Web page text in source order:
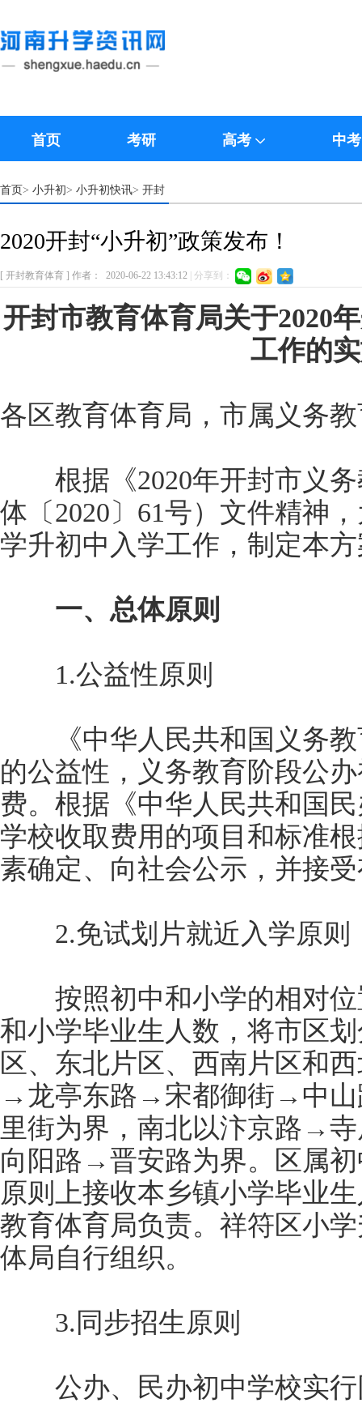
首页 考研 高考 中考
首页> 小升初> 小升初快讯> 开封
2020开封“小升初”政策发布！
[ 开封教育体育 ] 作者： 2020-06-22 13:43:12 分享到：
开封市教育体育局关于2020
工作的
各区教育体育局，市属义务
根据《2020年开封市义务
体〔2020〕61号）文件精神
学升初中入学工作，制定本
一、总体原则
1.公益性原则
《中华人民共和国义务教
的公益性，义务教育阶段公
费。根据《中华人民共和国
学校收取费用的项目和标准
素确定、向社会公示，并接
2.免试划片就近入学原则
按照初中和小学的相对位
和小学毕业生人数，将市区
区、东北片区、西南片区和
→龙亭东路→宋都御街→中
里街为界，南北以汴京路→
向阳路→晋安路为界。区属
原则上接收本乡镇小学毕业
教育体育局负责。祥符区小
体局自行组织。
3.同步招生原则
公办、民办初中学校实行